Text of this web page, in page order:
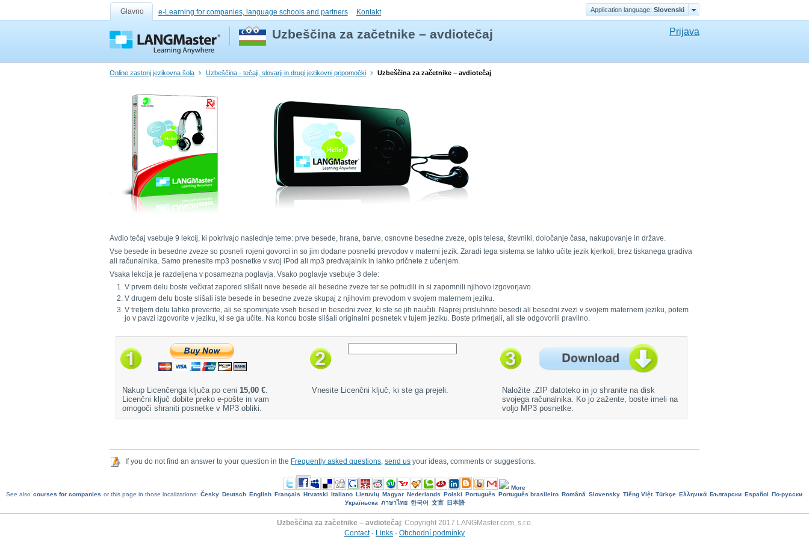
Glavno e-Learning for companies, language schools and partners Kontakt Application language: Slovenski
Uzbeščina za začetnike – avdiotečaj Prijava
Online zastonj jezikovna šola Uzbeščina - tečaji, slovarji in drugi jezikovni pripomočki Uzbeščina za začetnike – avdiotečaj
Avdio tečaj vsebuje 9 lekcij, ki pokrivajo naslednje teme: prve besede, hrana, barve, osnovne besedne zveze, opis telesa, števniki, določanje časa, nakupovanje in države.
Vse besede in besedne zveze so posneli rojeni govorci in so jim dodane posnetki prevodov v materni jezik. Zaradi tega sistema se lahko učite jezik kjerkoli, brez tiskanega gradiva
ali računalnika. Samo prenesite mp3 posnetke v svoj iPod ali mp3 predvajalnik in lahko pričnete z učenjem.
Vsaka lekcija je razdeljena v posamezna poglavja. Vsako poglavje vsebuje 3 dele:
V prvem delu boste večkrat zapored slišali nove besede ali besedne zveze ter se potrudili in si zapomnili njihovo izgovorjavo.
V drugem delu boste slišali iste besede in besedne zveze skupaj z njihovim prevodom v svojem maternem jeziku.
V tretjem delu lahko preverite, ali se spominjate vseh besed in besedni zvez, ki ste se jih naučili. Naprej prisluhnite besedi ali besedni zvezi v svojem maternem jeziku, potem
jo v pavzi izgovorite v jeziku, ki se ga učite. Na koncu boste slišali originalni posnetek v tujem jeziku. Boste primerjali, ali ste odgovorili pravilno.
Nakup Licenčenga ključa po ceni 15,00 €.
Licenčni ključ dobite preko e-pošte in vam
omogoči shraniti posnetke v MP3 obliki.
Vnesite Licenčni ključ, ki ste ga prejeli.
Naložite .ZIP datoteko in jo shranite na disk
svojega računalnika. Ko jo zažente, boste imeli na
voljo MP3 posnetke.
If you do not find an answer to your question in the Frequently asked questions send us your ideas, comments or suggestions.
More
See also courses for companies or this page in those localizations: Česky Deutsch English Français Hrvatski Italiano Lietuvių Magyar Nederlands Polski Português Português brasileiro Română Slovensky Tiếng Việt Türkçe Ελληνικά Български Еspañol
По-русски
Україньска ภาษาไทย 한국어 文言 日本語
Uzbeščina za začetnike – avdiotečaj: Copyright 2017 LANGMaster.com, s.r.o.
Contact- Links - Obchodní podmínky